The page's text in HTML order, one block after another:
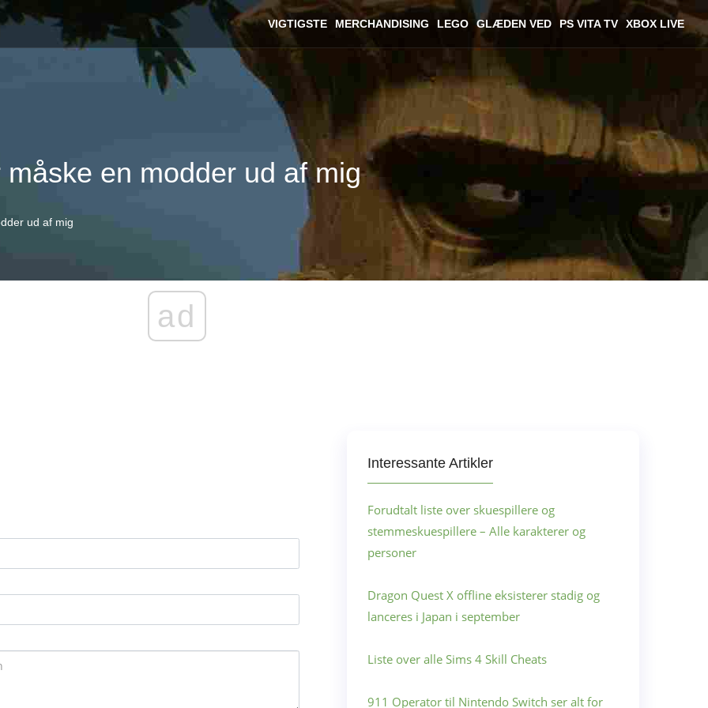
VIGTIGSTE MERCHANDISING LEGO GLÆDEN VED PS VITA TV XBOX LIVE
en modder ud af mig
ud af mig
ad
Interessante Artikler
Forudtalt liste over skuespillere og
stemmeskuespillere – Alle karakterer og
personer
Dragon Quest X offline eksisterer stadig og
lanceres i Japan i september
Liste over alle Sims 4 Skill Cheats
911 Operator til Nintendo Switch ser alt for